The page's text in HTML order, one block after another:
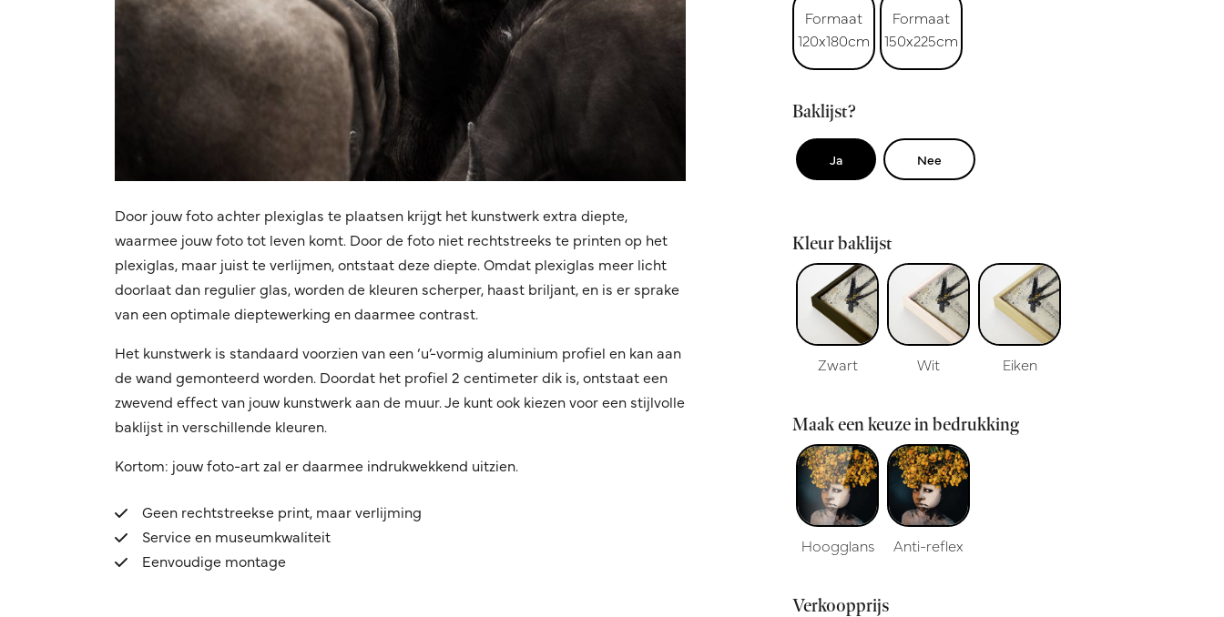
Door jouw foto achter plexiglas te plaatsen krijgt het kunstwerk extra diepte,
waarmee jouw foto tot leven komt. Door de foto niet rechtstreeks te printen op het
plexiglas, maar juist te verlijmen, ontstaat deze diepte. Omdat plexiglas meer licht
doorlaat dan regulier glas, worden de kleuren scherper, haast briljant, en is er sprake
van een optimale dieptewerking en daarmee contrast.
Het kunstwerk is standaard voorzien van een ‘u’-vormig aluminium profiel en kan aan
de wand gemonteerd worden. Doordat het profiel 2 centimeter dik is, ontstaat een
zwevend effect van jouw kunstwerk aan de muur. Je kunt ook kiezen voor een stijlvolle
baklijst in verschillende kleuren.
Kortom: jouw foto-art zal er daarmee indrukwekkend uitzien.
Geen rechtstreekse print, maar verlijming
Service en museumkwaliteit
Eenvoudige montage
Formaat
120x180cm
Formaat
150x225cm
Baklijst?
Ja Nee
Kleur baklijst
Zwart Wit Eiken
Maak een keuze in bedrukking
Hoogglans Anti-reflex
Verkoopprijs